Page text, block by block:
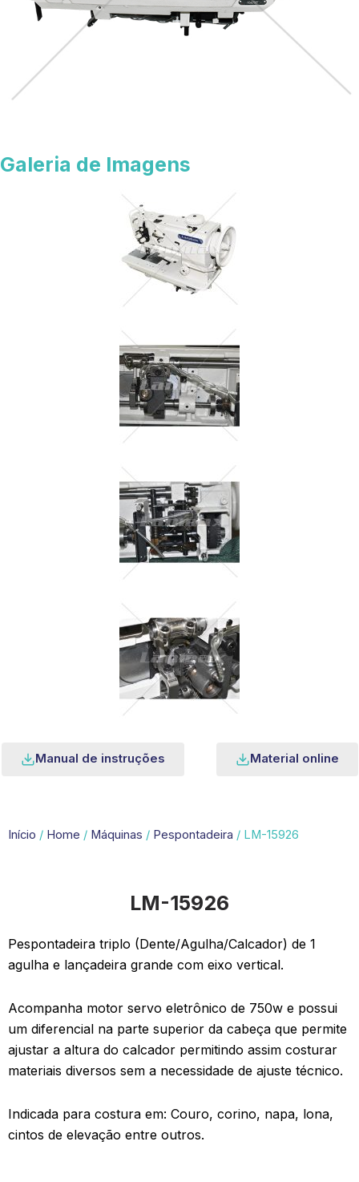
Galeria de Imagens
Manual de instruções Material online
Início / Home / Máquinas / Pespontadeira / LM-15926
LM-15926
Pespontadeira triplo (Dente/Agulha/Calcador) de 1
agulha e lançadeira grande com eixo vertical.
Acompanha motor servo eletrônico de 750w e possui
um diferencial na parte superior da cabeça que permite
ajustar a altura do calcador permitindo assim costurar
materiais diversos sem a necessidade de ajuste técnico.
Indicada para costura em: Couro, corino, napa, lona,
cintos de elevação entre outros.